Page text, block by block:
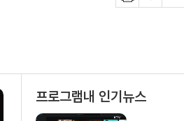
프로그램내 인기뉴스